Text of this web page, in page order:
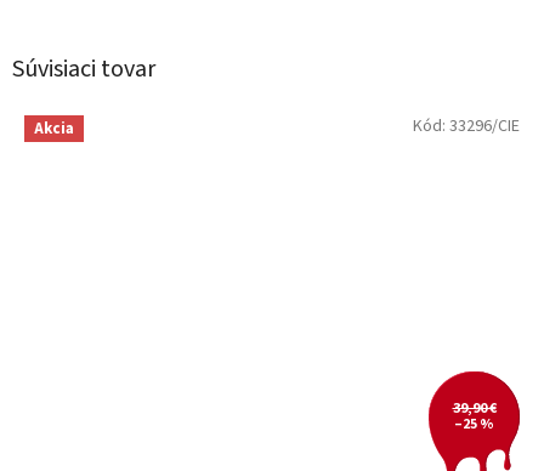
Súvisiaci tovar
Akcia
39,90 €
–25 %
Kód: 33296/CIE